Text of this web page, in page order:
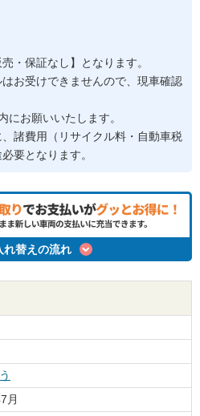
・保証なし】となります。
お受けできませんので、現車確認
にお願いいたします。
諸費用（リサイクル料・自動車税
要となります。
れ替えの流れ
月